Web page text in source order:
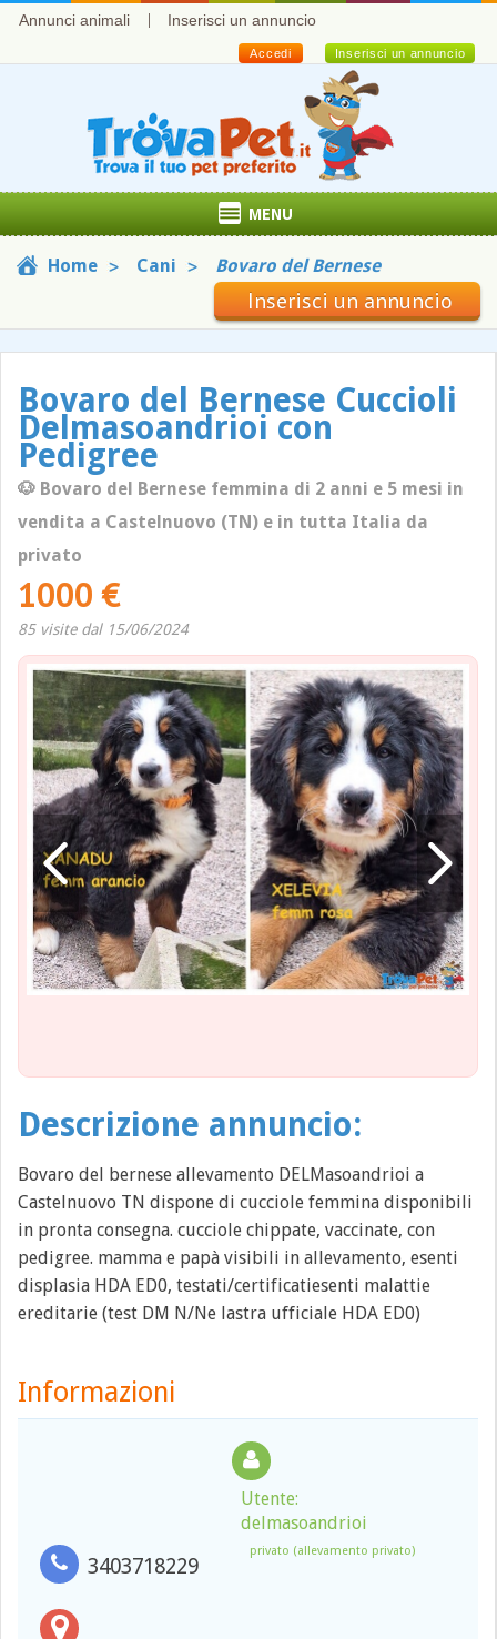
Annunci animali Inserisci un annuncio
Inserisci un annuncio
Accedi
MENU
Home Cani Bovaro del Bernese
Inserisci un annuncio
Bovaro del Bernese Cuccioli
Delmasoandrioi con
Pedigree
🐶 Bovaro del Bernese femmina di 2 anni e 5 mesi in
vendita a Castelnuovo (TN) e in tutta Italia da
privato
1000 €
85 visite dal 15/06/2024
Descrizione annuncio:
Bovaro del bernese allevamento DELMasoandrioi a
Castelnuovo TN dispone di cucciole femmina disponibili
in pronta consegna. cucciole chippate, vaccinate, con
pedigree. mamma e papà visibili in allevamento, esenti
displasia HDA ED0, testati/certificatiesenti malattie
ereditarie (test DM N/Ne lastra ufficiale HDA ED0)
Informazioni
3403718229
Utente:
delmasoandrioi
privato (allevamento privato)